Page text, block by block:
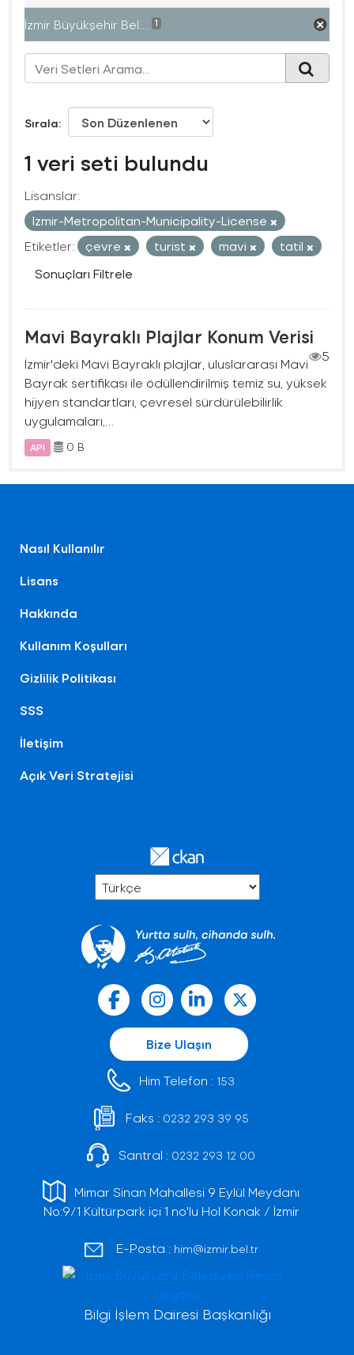
İzmir Büyükşehir Bel... 1
Sırala
1 veri seti bulundu
Lisanslar:
Izmir-Metropolitan-Municipality-License
Etiketler:
çevre turist mavi
tatil
Sonuçları Filtrele
Mavi Bayraklı Plajlar Konum Verisi
5
İzmir'deki Mavi Bayraklı plajlar, uluslararası Mavi
Bayrak sertifikası ile ödüllendirilmiş temiz su, yüksek
hijyen standartları, çevresel sürdürülebilirlik
uygulamaları,...
API 0 B
Nasıl Kullanılır
Lisans
Hakkında
Kullanım Koşulları
Gizlilik Politikası
SSS
İletişim
Açık Veri Stratejisi
Bize Ulaşın
Him Telefon : 153
Faks : 0232 293 39 95
Santral : 0232 293 12 00
Mimar Sinan Mahallesi 9 Eylül Meydanı
No:9/1 Kültürpark içi 1 no'lu Hol Konak / İzmir
E-Posta : him@izmir.bel.tr
Bilgi İşlem Dairesi Başkanlığı